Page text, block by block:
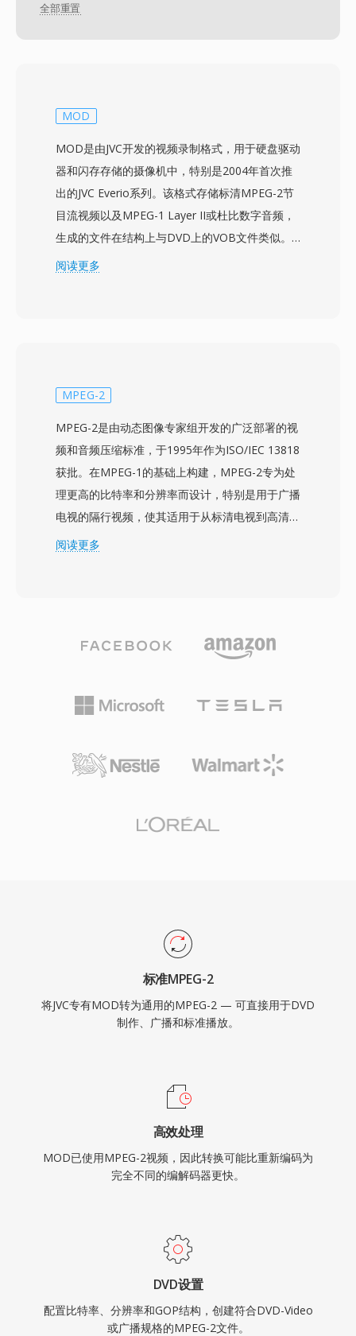
全部重置
MOD
MOD是由JVC开发的视频录制格式，用于硬盘驱动
器和闪存存储的摄像机中，特别是2004年首次推
出的JVC Everio系列。该格式存储标清MPEG-2节
目流视频以及MPEG-1 Layer II或杜比数字音频，
生成的文件在结构上与DVD上的VOB文件类似。
与DVD-Video数据的相似性意味着MOD文件通常
格式以720x480（NTSC）或720x576（PAL）标
量。MOD文件在录制设备上与元数据一起组织在
目录结构中，跟踪片段信息、录制日期和播放列表
数据。Panasonic和Canon也在部分消费级摄像机
型号中采用了MOD格式，将其影响力扩展到JVC产
品之外。虽然向高清录制的转变已大幅淘汰了
MOD的新制作用途，但该格式对于访问和转换
阅读更多
MPEG-2
MPEG-2是由动态图像专家组开发的广泛部署的视
频和音频压缩标准，于1995年作为ISO/IEC 13818
获批。在MPEG-1的基础上构建，MPEG-2专为处
理更高的比特率和分辨率而设计，特别是用于广播
电视的隔行视频，使其适用于从标清电视到高清内
容的各种应用。该标准引入了配置文件和级别的概
用，并作为DVD-Video的视频编解码器，将电影
特性的稳健复用，对于在噪声信道上的广播传输至
关重要，而节目流变体则用于DVD等存储导向的
持最高1920x1152的分辨率，专业配置下比特率
于广播基础设施、有线和卫星系统，以及全球流通
阅读更多
标准MPEG-2
将JVC专有MOD转为通用的MPEG-2 — 可直接用于DVD
制作、广播和标准播放。
高效处理
MOD已使用MPEG-2视频，因此转换可能比重新编码为
完全不同的编解码器更快。
DVD设置
配置比特率、分辨率和GOP结构，创建符合DVD-Video
或广播规格的MPEG-2文件。